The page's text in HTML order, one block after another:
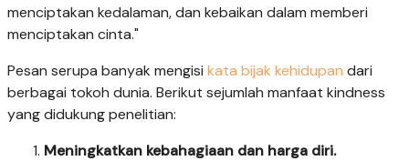
menciptakan kedalaman, dan kebaikan dalam memberi
menciptakan cinta."
Pesan serupa banyak mengisi kata bijak kehidupan dari
berbagai tokoh dunia. Berikut sejumlah manfaat kindness
yang didukung penelitian:
Meningkatkan kebahagiaan dan harga diri.